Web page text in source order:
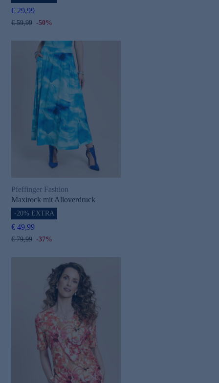
€ 29,99
€ 59,99 -50%
Pfeffinger Fashion
Maxirock mit Alloverdruck
-20% EXTRA
€ 49,99
€ 79,99 -37%